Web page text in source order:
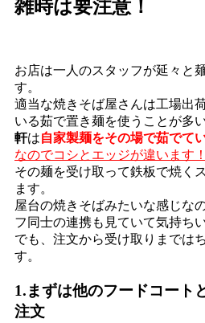
雑時は要注意！
お店は一人のスタッフが延々と
す。
適当な焼きそば屋さんは工場出
いる茹で置き麺を使うことが多
軒は自家製麺をその場で茹でて
なのでコシとエッジが違います！
その麺を受け取って鉄板で焼く
ます。
屋台の焼きそばみたいな感じな
フ同士の連携も見ていて気持ち
でも、注文から受け取りまでは
す。
1.まずは他のフードコート
注文